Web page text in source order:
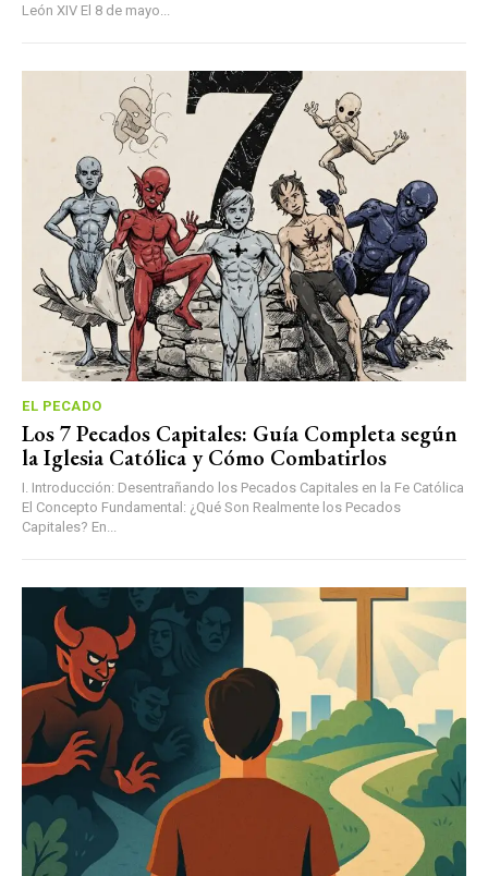
León XIV El 8 de mayo...
EL PECADO
Los 7 Pecados Capitales: Guía Completa según
la Iglesia Católica y Cómo Combatirlos
I. Introducción: Desentrañando los Pecados Capitales en la Fe Católica
El Concepto Fundamental: ¿Qué Son Realmente los Pecados
Capitales? En...